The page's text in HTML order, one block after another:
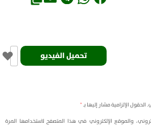
تحميل الفيديو
الحقول الإلزامية مشار إليها بـ*
والموقع الإلكتروني في هذا المتصفح لاستخدامها المرة